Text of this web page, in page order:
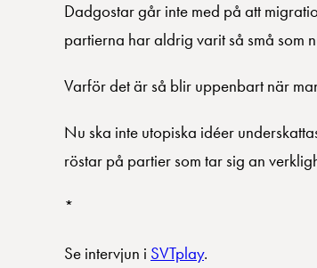
Dadgostar går inte med på att
partierna har aldrig varit så små som
Varför det är så blir uppenbart när
Nu ska inte utopiska idéer
röstar på partier som tar sig an
*
Se intervjun i SVTplay.